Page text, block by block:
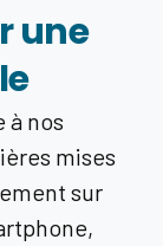
une
à nos
mises
sur